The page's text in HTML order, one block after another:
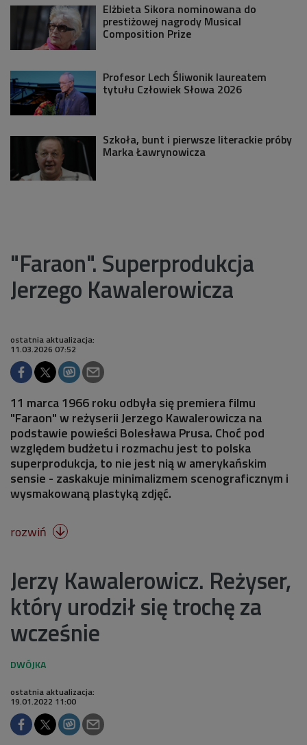
Elżbieta Sikora nominowana do
prestiżowej nagrody Musical
Composition Prize
Profesor Lech Śliwonik laureatem
tytułu Człowiek Słowa 2026
Szkoła, bunt i pierwsze literackie próby
Marka Ławrynowicza
"Faraon". Superprodukcja
Jerzego Kawalerowicza
ostatnia aktualizacja:
11.03.2026 07:52
11 marca 1966 roku odbyła się premiera filmu
"Faraon" w reżyserii Jerzego Kawalerowicza na
podstawie powieści Bolesława Prusa. Choć pod
względem budżetu i rozmachu jest to polska
superprodukcja, to nie jest nią w amerykańskim
sensie - zaskakuje minimalizmem scenograficznym i
wysmakowaną plastyką zdjęć.
rozwiń 
Jerzy Kawalerowicz. Reżyser,
który urodził się trochę za
wcześnie
ostatnia aktualizacja:
19.01.2022 11:00